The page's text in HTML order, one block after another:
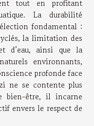
tout en profitant
La durabilité
fondamental :
la limitation des
d’eau, ainsi que la
environnants,
profonde face
ne se contente plus
bien-être, il incarne
envers le respect de